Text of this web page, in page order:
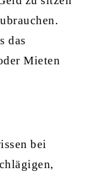
das
Mieten
bei